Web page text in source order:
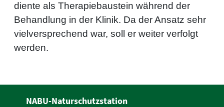
diente als Therapiebaustein während der
Behandlung in der Klinik. Da der Ansatz sehr
vielversprechend war, soll er weiter verfolgt
werden.
NABU-Naturschutzstation